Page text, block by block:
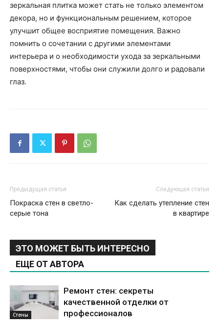
зеркальная плитка может стать не только элементом
декора, но и функциональным решением, которое
улучшит общее восприятие помещения. Важно
помнить о сочетании с другими элементами
интерьера и о необходимости ухода за зеркальными
поверхностями, чтобы они служили долго и радовали
глаз.
Предыдущая статья
Покраска стен в светло-
серые тона
Следующая статья
Как сделать утепление стен
в квартире
ЭТО МОЖЕТ БЫТЬ ИНТЕРЕСНО
ЕЩЕ ОТ АВТОРА
Стены
Ремонт стен: секреты
качественной отделки от
профессионалов